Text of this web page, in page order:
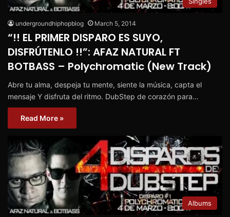
undergroundhiphopblog March 5, 2014
“!! EL PRIMER DISPARO ES SUYO,
DISFRÚTENLO !!”: AFAZ NATURAL FT
BOTBASS – Polychromatic (New Track)
Abre tu alma, despeja tu mente, siente la música, capta el
mensaje Y disfruta del ritmo. DubStep de corazón para…
Read More »
Albums